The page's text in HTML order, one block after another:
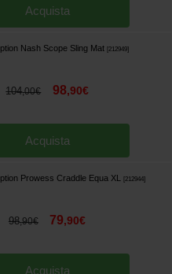
Acquista
Nash Scope Sling Mat [212949]
104,00€ 98,90€
Acquista
Prowess Craddle Equa XL [212944]
98,90€ 79,90€
Acquista